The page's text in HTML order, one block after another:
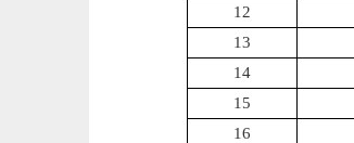
12
13
14
15
16